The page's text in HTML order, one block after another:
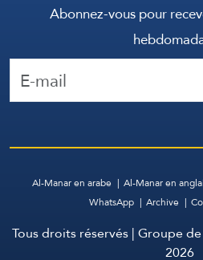
Abonnez-vous pour
Al-Manar en arabe Al-Manar en
WhatsApp
Archive
Tous droits réservés | Groupe
2026